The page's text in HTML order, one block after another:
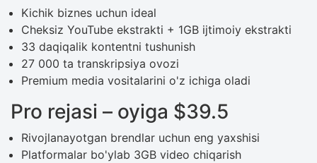
Kichik biznes uchun ideal
Cheksiz YouTube ekstrakti + 1GB ijtimoiy ekstrakti
33 daqiqalik kontentni tushunish
27 000 ta transkripsiya ovozi
Premium media vositalarini o'z ichiga oladi
Pro rejasi – oyiga $39.5
Rivojlanayotgan brendlar uchun eng yaxshisi
Platformalar bo'ylab 3GB video chiqarish